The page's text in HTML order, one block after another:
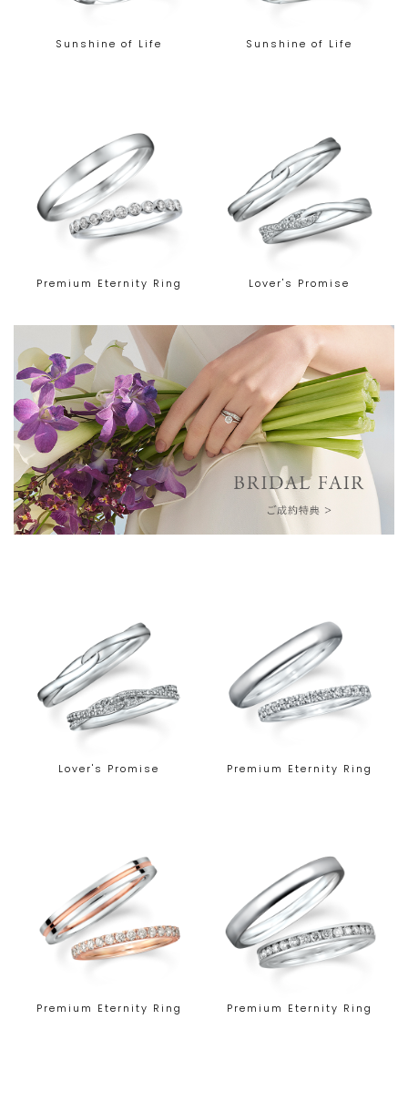
Sunshine of Life Sunshine of Life
Premium Eternity Ring Lover's Promise
Lover's Promise Premium Eternity Ring
Premium Eternity Ring Premium Eternity Ring